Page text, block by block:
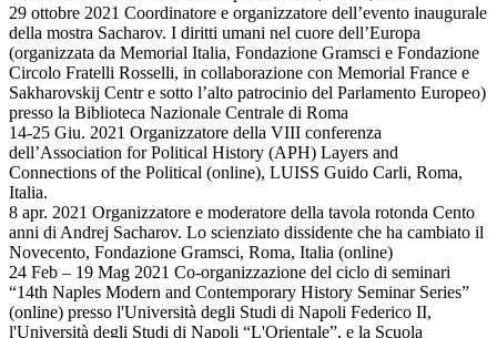
29 ottobre 2021 Coordinatore e organizzatore dell’evento inaugurale
della mostra Sacharov. I diritti umani nel cuore dell’Europa
(organizzata da Memorial Italia, Fondazione Gramsci e Fondazione
Circolo Fratelli Rosselli, in collaborazione con Memorial France e
Sakharovskij Centr e sotto l’alto patrocinio del Parlamento Europeo)
presso la Biblioteca Nazionale Centrale di Roma
14-25 Giu. 2021 Organizzatore della VIII conferenza
dell’Association for Political History (APH) Layers and
Connections of the Political (online), LUISS Guido Carli, Roma,
Italia.
8 apr. 2021 Organizzatore e moderatore della tavola rotonda Cento
anni di Andrej Sacharov. Lo scienziato dissidente che ha cambiato il
Novecento, Fondazione Gramsci, Roma, Italia (online)
24 Feb – 19 Mag 2021 Co-organizzazione del ciclo di seminari
“14th Naples Modern and Contemporary History Seminar Series”
(online) presso l'Università degli Studi di Napoli Federico II,
l'Università degli Studi di Napoli “L'Orientale”, e la Scuola